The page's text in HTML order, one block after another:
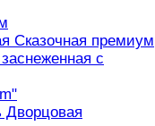
Сказочная премиум
с
Дворцовая